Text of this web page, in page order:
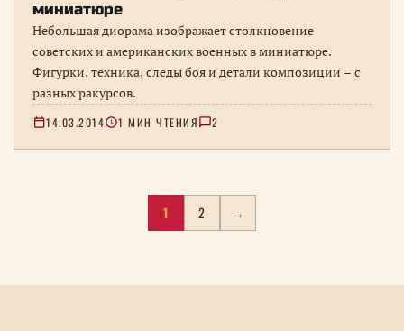
миниатюре
Небольшая диорама изображает столкновение
советских и американских военных в миниатюре.
Фигурки, техника, следы боя и детали композиции – с
разных ракурсов.
14.03.2014 1 МИН ЧТЕНИЯ 2
1 2 →